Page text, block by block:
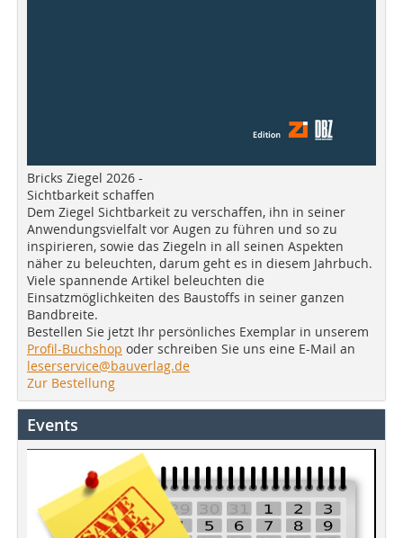
Bricks Ziegel 2026 -
Sichtbarkeit schaffen
Dem Ziegel Sichtbarkeit zu verschaffen, ihn in seiner
Anwendungsvielfalt vor Augen zu führen und so zu
inspirieren, sowie das Ziegeln in all seinen Aspekten
näher zu beleuchten, darum geht es in diesem Jahrbuch.
Viele spannende Artikel beleuchten die
Einsatzmöglichkeiten des Baustoffs in seiner ganzen
Bandbreite.
Bestellen Sie jetzt Ihr persönliches Exemplar in unserem
Profil-Buchshop oder schreiben Sie uns eine E-Mail an
leserservice@bauverlag.de
Zur Bestellung
Events